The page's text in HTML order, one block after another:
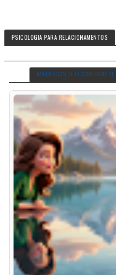
PSICOLOGIA PARA RELACIONAMENTOS
MAIS CONTEÚDOS